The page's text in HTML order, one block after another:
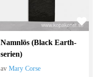
Namnlös (Black Earth-
serien)
avMary Corse